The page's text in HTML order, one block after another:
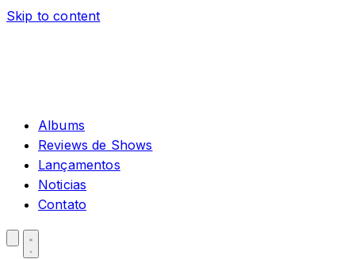
Skip to content
Albums
Reviews de Shows
Lançamentos
Noticias
Contato